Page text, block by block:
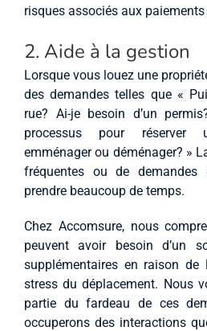
risques associés aux
2. Aide à la gestion
Lorsque vous louez une
des demandes telles que «
rue? Ai-je besoin d’un
processus pour réserver
emménager ou déménager? »
fréquentes ou de demandes
prendre beaucoup de temps.
Chez Accomsure, nous
peuvent avoir besoin d’un
supplémentaires en raison
stress du déplacement. Nous
partie du fardeau de ces
occuperons des interactions